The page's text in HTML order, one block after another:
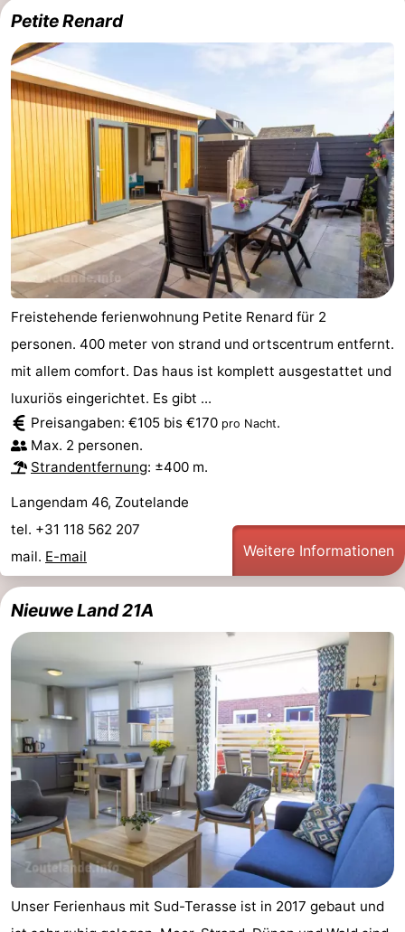
Petite Renard
Freistehende ferienwohnung Petite Renard für 2
personen. 400 meter von strand und ortscentrum entfernt.
mit allem comfort. Das haus ist komplett ausgestattet und
luxuriös eingerichtet. Es gibt ...
Preisangaben: €105 bis €170 pro Nacht.
Max. 2 personen.
Strandentfernung: ±400 m.
Langendam 46, Zoutelande
tel. +31 118 562 207
mail. E-mail Weitere Informationen
Nieuwe Land 21A
Unser Ferienhaus mit Sud-Terasse ist in 2017 gebaut und